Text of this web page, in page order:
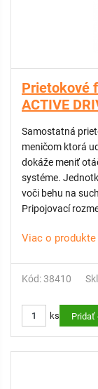
Prietokové
ACTIVE
Samostatná
meničom ktorá
dokáže meniť
systéme.
voči behu na
Pripojovací
Viac o produkte
Kód: 38410
ks Pridať